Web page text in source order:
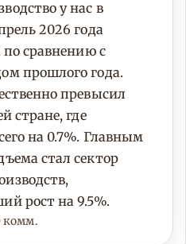
у нас в
2026 года
по сравнению с
прошлого года.
превысил
стране, где
на 0.7%. Главным
стал сектор
рост на 9.5%.
комм.